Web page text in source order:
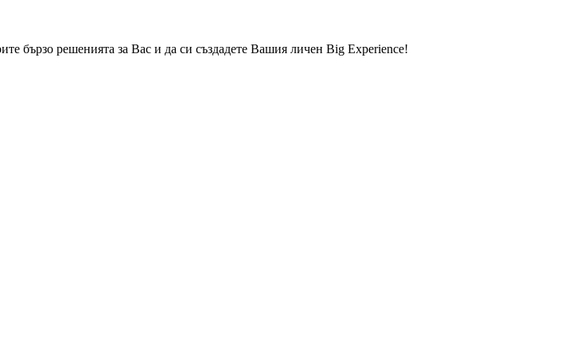
бързо решенията за Вас и да си създадете Вашия личен Big Experience!